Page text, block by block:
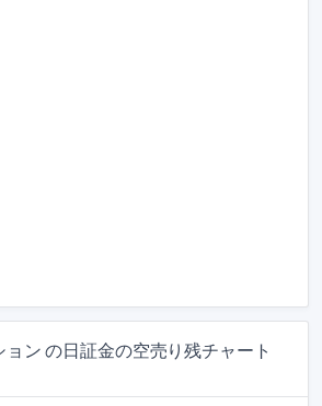
ン の日証金の空売り残チャート